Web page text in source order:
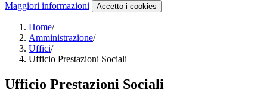
Maggiori informazioni Accetto i cookies
Home/
Amministrazione/
Uffici/
Ufficio Prestazioni Sociali
Ufficio Prestazioni Sociali